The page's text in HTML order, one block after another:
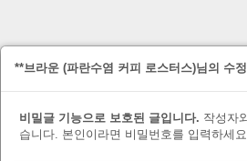
**브라운 (파란수염 커피 로스터스)님의 수
비밀글 기능으로 보호된 글입니다. 작성자
습니다. 본인이라면 비밀번호를 입력하세